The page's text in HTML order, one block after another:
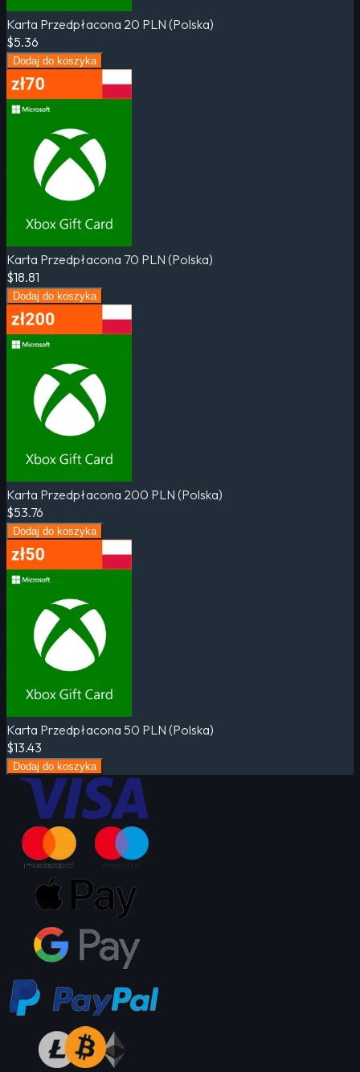
Karta Przedpłacona 20 PLN (Polska)
$5.36
Dodaj do koszyka
Karta Przedpłacona 70 PLN (Polska)
$18.81
Dodaj do koszyka
Karta Przedpłacona 200 PLN (Polska)
$53.76
Dodaj do koszyka
Karta Przedpłacona 50 PLN (Polska)
$13.43
Dodaj do koszyka